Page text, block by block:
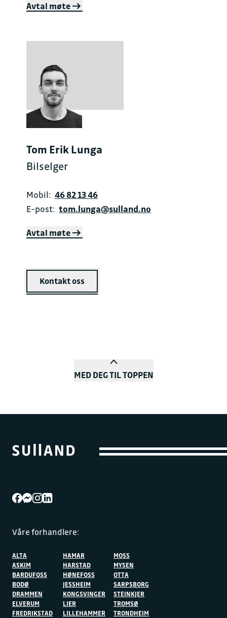
Avtal møte
Tom Erik Lunga
Bilselger
Mobil: 46 82 13 46
E-post: tom.lunga@sulland.no
Avtal møte
Kontakt oss
MED DEG TIL TOPPEN
Våre forhandlere:
ALTA
ASKIM
BARDUFOSS
BODØ
DRAMMEN
ELVERUM
FREDRIKSTAD
HAMAR
HARSTAD
HØNEFOSS
JESSHEIM
KONGSVINGER
LIER
LILLEHAMMER
MOSS
MYSEN
OTTA
SARPSBORG
STEINKJER
TROMSØ
TRONDHEIM